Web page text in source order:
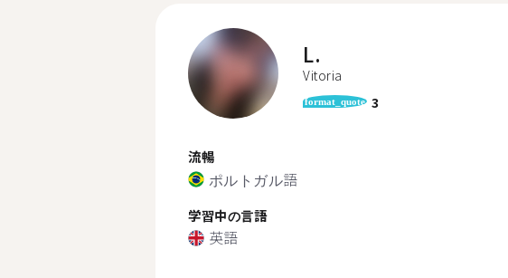
L.
Vitoria
format_quote 3
流暢
ポルトガル語
学習中の言語
英語